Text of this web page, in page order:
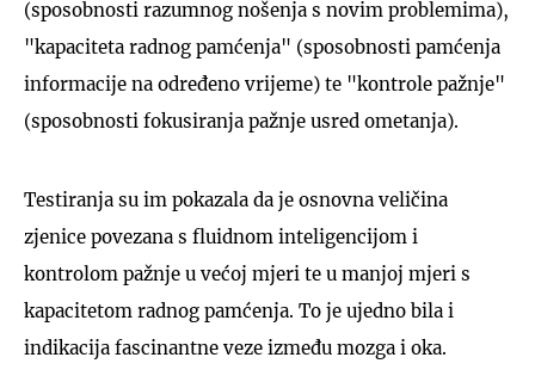
(sposobnosti razumnog nošenja s novim problemima),
"kapaciteta radnog pamćenja" (sposobnosti pamćenja
informacije na određeno vrijeme) te "kontrole pažnje"
(sposobnosti fokusiranja pažnje usred ometanja).
Testiranja su im pokazala da je osnovna veličina
zjenice povezana s fluidnom inteligencijom i
kontrolom pažnje u većoj mjeri te u manjoj mjeri s
kapacitetom radnog pamćenja. To je ujedno bila i
indikacija fascinantne veze između mozga i oka.